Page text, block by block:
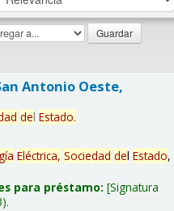
Antonio Oeste,
del Estado.
Eléctrica, Sociedad del Estado,
para préstamo: Signatura